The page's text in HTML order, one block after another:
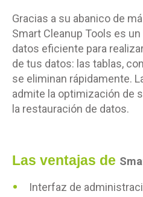
Gracias a su abanico de
Smart Cleanup Tools es
datos eficiente para
de tus datos: las tablas,
se eliminan rápidamente.
admite la optimización de
la restauración de datos.
Las ventajas de
Interfaz de